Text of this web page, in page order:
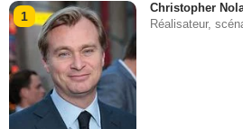
1
Christopher
Réalisateur,